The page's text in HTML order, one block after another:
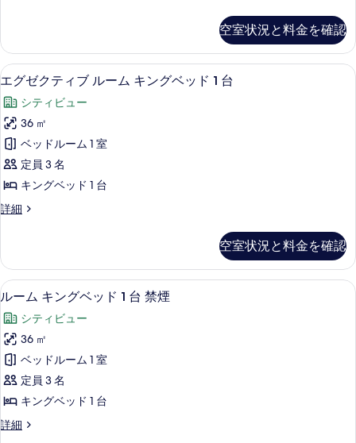
1
台
の
す
べ
て
の
写
真
示
す
る
ン
グ
ベ
ド
台
の
詳
細
空室状況と料金を確認
エ
グ
ゼ
ク
テ
ィ
ブ
ル
ム
キ
ン
グ
ベ
ッ
ド
1
台
エグゼクティブ ルーム キングベッ
16
エグゼクティブ ルーム キングベッド 1 台
シティビュー
36 ㎡
ベッドルーム 1 室
定員 3 名
キングベッド 1 台
詳細
エ
テ
ィ
ブ
ー
ム
キ
ン
グ
ベ
ッ
ド
空室状況と料金を確認
ル
ー
ム
キ
ン
グ
ベ
ッ
ルーム キングベッド 1 台 禁煙 | エジ
13
ルーム キングベッド 1 台 禁煙
シティビュー
36 ㎡
ベッドルーム 1 室
定員 3 名
キングベッド 1 台
詳細
ル